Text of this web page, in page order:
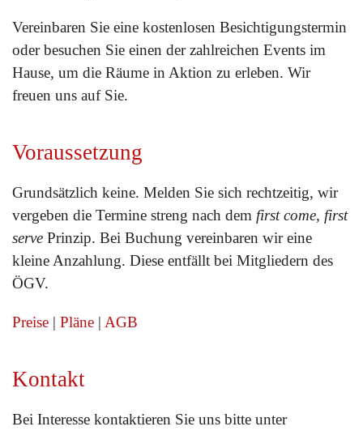
Vereinbaren Sie eine kostenlosen Besichtigungstermin
oder besuchen Sie einen der zahlreichen Events im
Hause, um die Räume in Aktion zu erleben. Wir
freuen uns auf Sie.
Voraussetzung
Grundsätzlich keine. Melden Sie sich rechtzeitig, wir
vergeben die Termine streng nach dem first come, first
serve Prinzip. Bei Buchung vereinbaren wir eine
kleine Anzahlung. Diese entfällt bei Mitgliedern des
ÖGV.
Preise | Pläne | AGB
Kontakt
Bei Interesse kontaktieren Sie uns bitte unter